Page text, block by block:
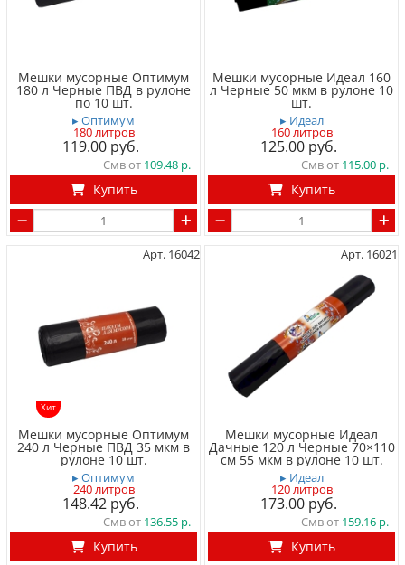
Мешки мусорные Оптимум
180 л Черные ПВД в рулоне
по 10 шт.
▸ Оптимум
180 литров
119.00
Смв от 109.48
Купить
Мешки мусорные Идеал 160
л Черные 50 мкм в рулоне 10
шт.
▸ Идеал
160 литров
125.00
Смв от 115.00
Купить
Арт. 16042
Хит
Мешки мусорные Оптимум
240 л Черные ПВД 35 мкм в
рулоне 10 шт.
▸ Оптимум
240 литров
148.42
Смв от 136.55
Купить
Арт. 16021
Мешки мусорные Идеал
Дачные 120 л Черные 70×110
см 55 мкм в рулоне 10 шт.
▸ Идеал
120 литров
173.00
Смв от 159.16
Купить